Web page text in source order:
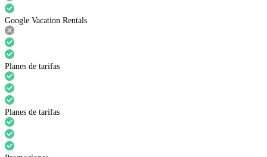
Google Vacation Rentals
Planes de tarifas
Planes de tarifas